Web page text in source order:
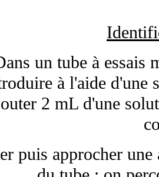
un tube à essais
à l'aide d'une
2 mL d'une
puis approcher une